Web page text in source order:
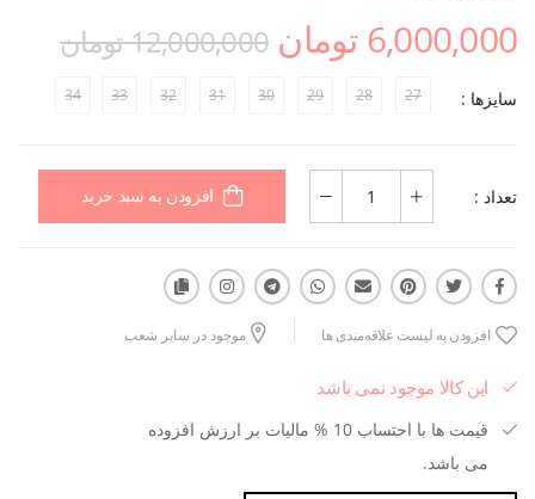
6,000,000 تومان 12,000,000 تومان
سایزها : 27
28
29
30
31
32
33
34
تعداد : افزودن به سبد خرید
افزودن به لیست علاقه‌مندی ها موجود در سایر شعب
این کالا موجود نمی باشد
قیمت ها با احتساب 10 % مالیات بر ارزش افزوده
می باشد.